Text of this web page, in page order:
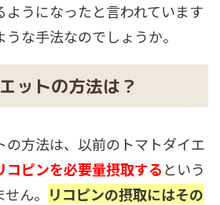
ようになったと言われています
な手法なのでしょうか。
ットの方法は？
の方法は、以前のトマトダイエ
コピンを必要量摂取するという
ん。 リコピンの摂取にはその